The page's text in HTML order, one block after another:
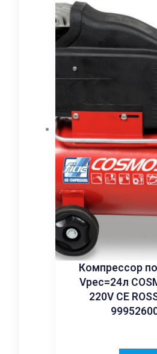
Компрессор
Vрес=24л
220V CE